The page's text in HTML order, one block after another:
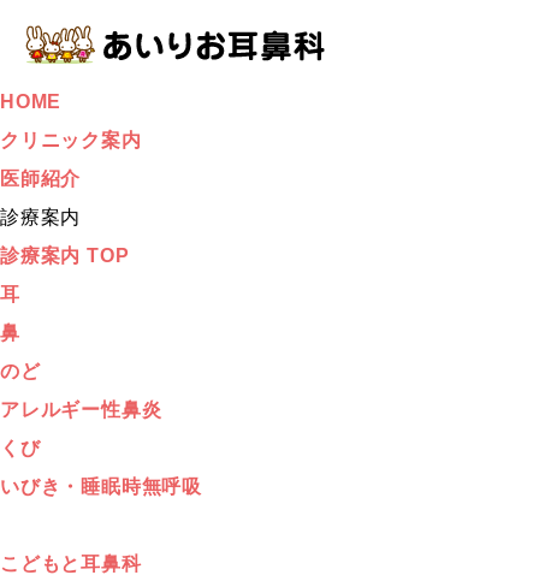
HOME
クリニック案内
医師紹介
診療案内
診療案内 TOP
耳
鼻
のど
アレルギー性鼻炎
くび
いびき・睡眠時無呼吸
こどもと耳鼻科